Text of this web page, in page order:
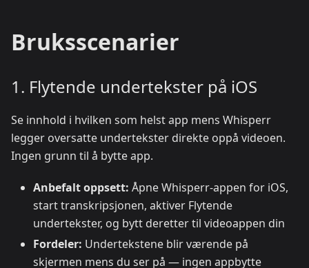
Bruksscenarier
1. Flytende undertekster på iOS
Se innhold i hvilken som helst app mens Whisperr
legger oversatte undertekster direkte oppå videoen.
Ingen grunn til å bytte app.
Anbefalt oppsett: Åpne Whisperr-appen for iOS,
start transkripsjonen, aktiver Flytende
undertekster, og bytt deretter til videoappen din
Fordeler: Undertekstene blir værende på
skjermen mens du ser på — ingen appbytte